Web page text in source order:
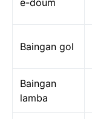
e-doum
Baingan gol
Baingan
lamba